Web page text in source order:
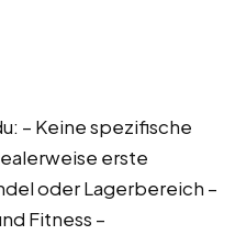
– Keine spezifische
erste
oder Lagerbereich –
Fitness –